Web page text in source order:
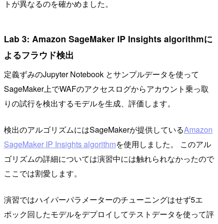
トが異なるのを確かめました。
Lab 3: Amazon SageMaker IP Insights algorithmに
よるフラウド検出
定義ずみのJupyter Notebook とサンプルデータを使って
SageMaker上でWAFのアクセスログからアカウント乗っ取
りの試行を検出するモデルを生成、評価します。
検出のアルゴリズムにはSageMakerが提供しているAmazon
SageMaker IP Insights algorithmを使用しました。 このアル
ゴリズムの詳細については演習中には触れられなかったので
ここでは割愛します。
演習ではハイパーパラメーターのチューニングはせず5エ
ポック回したモデルをデプロイしてテストデータを使って評